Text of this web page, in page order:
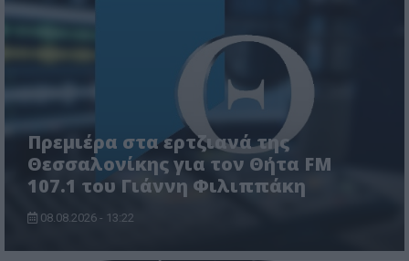
Πρεμιέρα στα ερτζιανά της
Θεσσαλονίκης για τον Θήτα FM
107.1 του Γιάννη Φιλιππάκη
08.08.2026 - 13:22